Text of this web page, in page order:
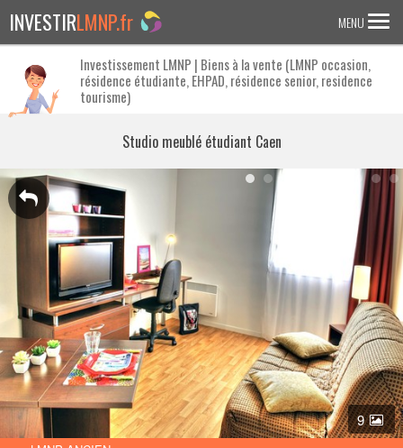
MENU
INVESTIRLMNP.fr
ACCUEIL
RESIDENCE ETUDIANTE
EHPAD
RESIDENCE SENIOR
RESIDENCE AFFAIRE/TOURISME
ACTUALITES
FAQ
VENDRE SON BIEN
Investissement LMNP | Biens à la vente (LMNP occasion,
résidence étudiante, EHPAD, résidence senior, residence
tourisme)
Studio meublé étudiant Caen
9